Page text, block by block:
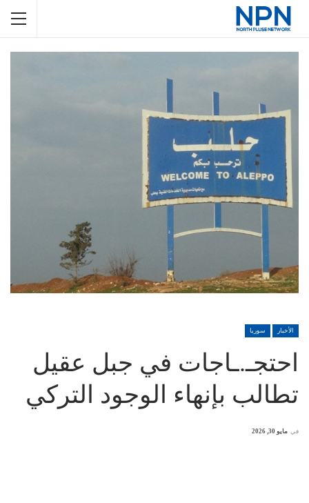
الأخبار سوريا
احتجـ.ـاجات في جبل عقيل
تطالب بإنهاء الوجود التركي
في مايو 30, 2026